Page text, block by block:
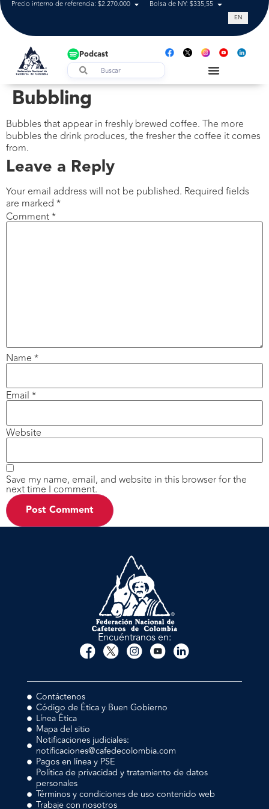
Precio interno de referencia: $2.270.000 Bolsa de NY: $335,55 Tasa de
EN
Podcast
Bubbling
Bubbles that appear in freshly brewed coffee. The more
bubbles the drink produces, the fresher the coffee it comes
from.
Leave a Reply
Your email address will not be published. Required fields
are marked *
Comment*
Name *
Email *
Website
Save my name, email, and website in this browser for the
next time I comment.
Encuéntranos en:
Contáctenos
Código de Ética y Buen Gobierno
Línea Ética
Mapa del sitio
Notificaciones judiciales:
notificaciones@cafedecolombia.com
Pagos en línea y PSE
Política de privacidad y tratamiento de datos
personales
Términos y condiciones de uso contenido web
Trabaje con nosotros